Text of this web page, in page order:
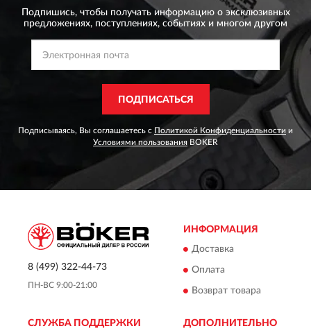
Подпишись, чтобы получать информацию о эксклюзивных
предложениях, поступлениях, событиях и многом другом
ПОДПИСАТЬСЯ
Подписываясь, Вы соглашаетесь с Политикой Конфиденциальности и
Условиями пользования BOKER
8 (499) 322-44-73
ПН-ВС 9:00-21:00
ИНФОРМАЦИЯ
Доставка
Оплата
Возврат товара
СЛУЖБА ПОДДЕРЖКИ ДОПОЛНИТЕЛЬНО